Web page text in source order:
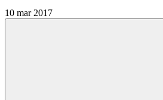
10 mar 2017